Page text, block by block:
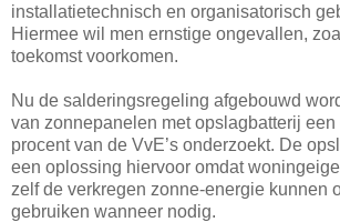
installatietechnisch en organisatorisch
Hiermee wil men ernstige ongevallen,
toekomst voorkomen.
Nu de salderingsregeling afgebouwd
van zonnepanelen met opslagbatterij
procent van de VvE’s onderzoekt. De
een oplossing hiervoor omdat
zelf de verkregen zonne-energie kunnen
gebruiken wanneer nodig.